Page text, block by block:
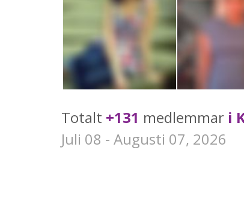
Totalt +131 medlemmar i
Juli 08 - Augusti 07, 2026